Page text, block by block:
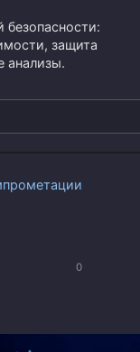
защита
анализы.
0